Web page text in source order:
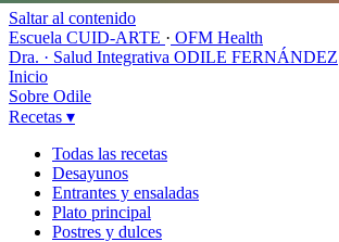
Saltar al contenido
Escuela CUID-ARTE · OFM Health
Dra. · Salud Integrativa ODILE FERNÁNDEZ
Inicio
Sobre Odile
Recetas ▾
Todas las recetas
Desayunos
Entrantes y ensaladas
Plato principal
Postres y dulces